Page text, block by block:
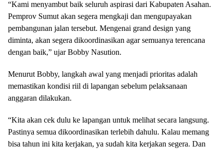
“Kami menyambut baik seluruh aspirasi dari Kabupaten Asahan.
Pemprov Sumut akan segera mengkaji dan mengupayakan
pembangunan jalan tersebut. Mengenai grand design yang
diminta, akan segera dikoordinasikan agar semuanya terencana
dengan baik,” ujar Bobby Nasution.
Menurut Bobby, langkah awal yang menjadi prioritas adalah
memastikan kondisi riil di lapangan sebelum pelaksanaan
anggaran dilakukan.
“Kita akan cek dulu ke lapangan untuk melihat secara langsung.
Pastinya semua dikoordinasikan terlebih dahulu. Kalau memang
bisa tahun ini kita kerjakan, ya sudah kita kerjakan segera. Dan